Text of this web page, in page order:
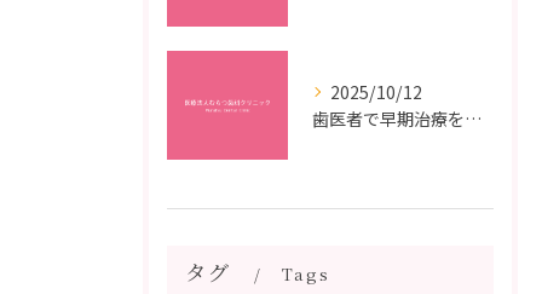
2025/10/12
歯医者で早期治療を受けるメリットと虫歯悪化を防ぐ最短ステップ
タグ Tags